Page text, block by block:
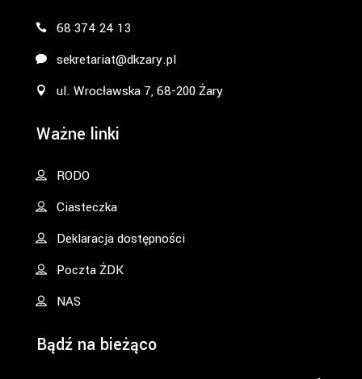
68 374 24 13
sekretariat@dkzary.pl
ul. Wrocławska 7, 68-200 Żary
Ważne linki
RODO
Ciasteczka
Deklaracja dostępności
Poczta ŻDK
NAS
Bądź na bieżąco